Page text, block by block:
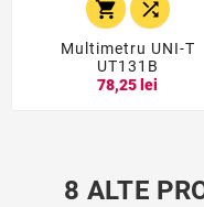
 
Multimetru UNI-T
UT131B
78,25 lei
8 ALTE